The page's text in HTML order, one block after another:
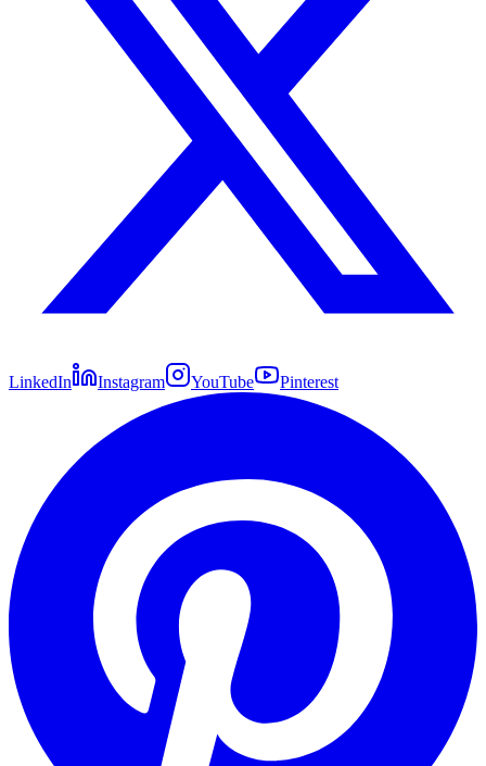
LinkedIn Instagram YouTube Pinterest